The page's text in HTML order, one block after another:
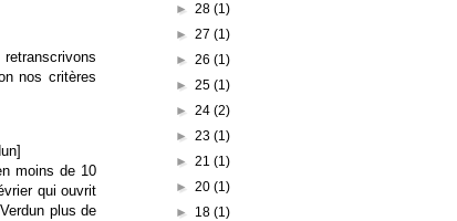
nos critères
moins de 10
qui ouvrit
plus de
► 28 (1)
► 27 (1)
► 26 (1)
► 25 (1)
► 24 (2)
► 23 (1)
► 21 (1)
► 20 (1)
► 18 (1)